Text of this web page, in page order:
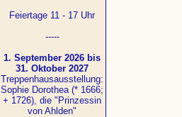
Feiertage 11 - 17 Uhr
-----
1. September 2026 bis
31. Oktober 2027
Treppenhausausstellung:
Sophie Dorothea (* 1666;
+ 1726), die "Prinzessin
von Ahlden"